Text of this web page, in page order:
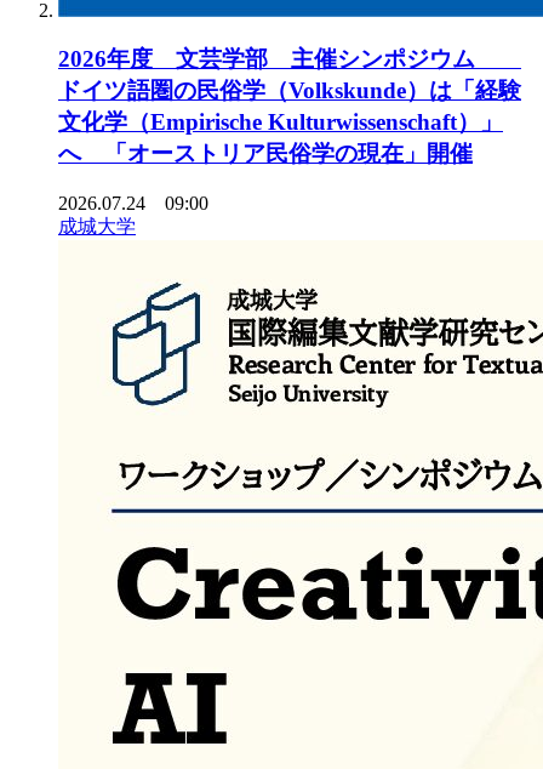
2026年度 文芸学部 主催シンポジウム
ドイツ語圏の民俗学（Volkskunde）は「経験
文化学（Empirische Kulturwissenschaft）」
へ 「オーストリア民俗学の現在」開催
2026.07.24 09:00
成城大学